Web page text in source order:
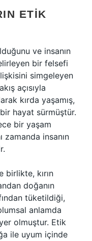
ETIK
ve insanın
bir felsefi
simgeleyen
açısıyla
kırda yaşamış,
hayat sürmüştür.
bir yaşam
zamanda insanın
birlikte, kırın
doğanın
tüketildiği,
anlamda
olmuştur. Etik
ile uyum içinde